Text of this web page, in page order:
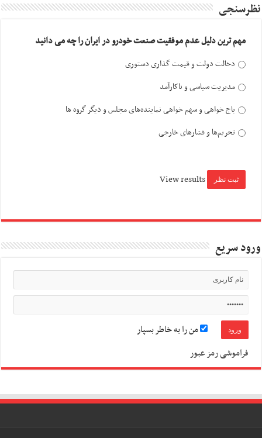
نظرسنجی
مهم ترین دلیل عدم موفقیت صنعت خودرو در ایران را چه می دانید
دخالت دولت و قیمت گذاری دستوری
مدیریت سیاسی و ناکارآمد
باج خواهی و سهم خواهی نماینده‌های مجلس و دیگر گروه ها
تحریم‌ها و فشارهای خارجی
View results
ورود سریع
من را به خاطر بسپار
فراموشی رمز عبور